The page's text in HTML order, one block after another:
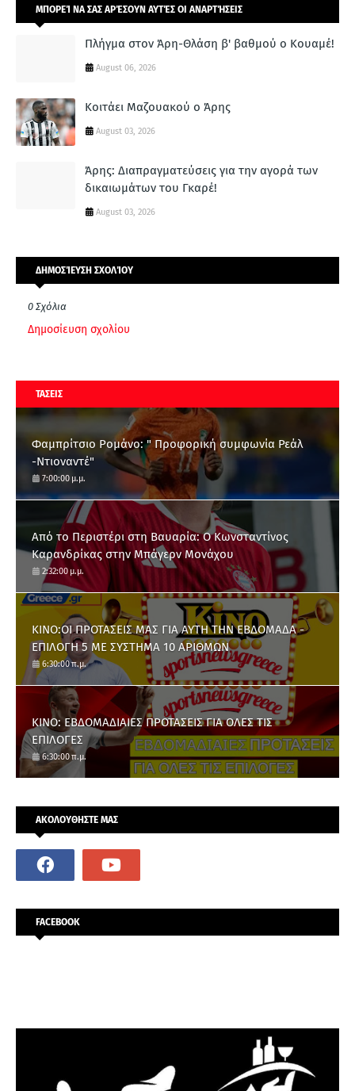
ΜΠΟΡΕΊ ΝΑ ΣΑΣ ΑΡΈΣΟΥΝ ΑΥΤΈΣ ΟΙ ΑΝΑΡΤΉΣΕΙΣ
Πλήγμα στον Άρη-Θλάση β' βαθμού ο Κουαμέ!
August 06, 2026
Κοιτάει Μαζουακού ο Άρης
August 03, 2026
Άρης: Διαπραγματεύσεις για την αγορά των
δικαιωμάτων του Γκαρέ!
August 03, 2026
ΔΗΜΟΣΊΕΥΣΗ ΣΧΟΛΊΟΥ
0 Σχόλια
Δημοσίευση σχολίου
ΤΑΣΕΙΣ
Φαμπρίτσιο Ρομάνο: " Προφορική συμφωνία Ρεάλ
-Ντιοναντέ"
7:00:00 μ.μ.
Από το Περιστέρι στη Βαυαρία: O Κωνσταντίνος
Καρανδρίκας στην Μπάγερν Μονάχου
2:32:00 μ.μ.
ΚΙΝΟ:ΟΙ ΠΡΟΤΑΣΕΙΣ ΜΑΣ ΓΙΑ ΑΥΤΗ ΤΗΝ ΕΒΔΟΜΑΔΑ -
ΕΠΙΛΟΓΗ 5 ΜΕ ΣΥΣΤΗΜΑ 10 ΑΡΙΘΜΩΝ
6:30:00 π.μ.
ΚΙΝΟ: ΕΒΔΟΜΑΔΙΑΙΕΣ ΠΡΟΤΑΣΕΙΣ ΓΙΑ ΟΛΕΣ ΤΙΣ
ΕΠΙΛΟΓΕΣ
6:30:00 π.μ.
ΑΚΟΛΟΥΘΗΣΤΕ ΜΑΣ
FACEBOOK